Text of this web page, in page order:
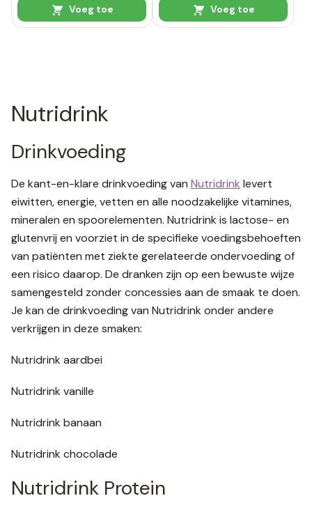
Voeg toe Voeg toe
Nutridrink
Drinkvoeding
De kant-en-klare drinkvoeding van Nutridrink levert
eiwitten, energie, vetten en alle noodzakelijke vitamines,
mineralen en spoorelementen. Nutridrink is lactose- en
glutenvrij en voorziet in de specifieke voedingsbehoeften
van patiënten met ziekte gerelateerde ondervoeding of
een risico daarop. De dranken zijn op een bewuste wijze
samengesteld zonder concessies aan de smaak te doen.
Je kan de drinkvoeding van Nutridrink onder andere
verkrijgen in deze smaken:
Nutridrink aardbei
Nutridrink vanille
Nutridrink banaan
Nutridrink chocolade
Nutridrink Protein